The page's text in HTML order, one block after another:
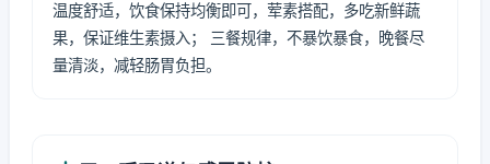
温度舒适，饮食保持均衡即可，荤素搭配，多吃新鲜蔬
果，保证维生素摄入； 三餐规律，不暴饮暴食，晚餐尽
量清淡，减轻肠胃负担。